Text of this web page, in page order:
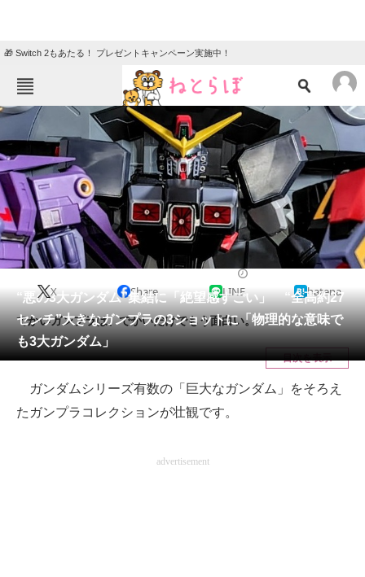
🎁 Switch 2もあたる！ プレゼントキャンペーン実施中！
ねとらぼメニュー
TOP ニュース
エンタメ クイズ
グルメ 地域
住まい 教育・育児
動物 リサーチ
会員記事
メディア
注目記事を集めた総合ページ
ITの今と未来を見通す
“悪の3大ガンダム”集結に「絶望感すごい」 “全高約27
センチ”大きなガンプラの3ショットに「物理的な意味で
も3大ガンダム」
X Share LINE hatena
でかいガンプラは、でかいだけでもう面白い。
目次を表示
ガンダムシリーズ有数の「巨大なガンダム」をそろえ
たガンプラコレクションが壮観です。
advertisement